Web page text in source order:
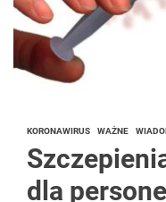
KORONAWIRUS WAŻNE
dla